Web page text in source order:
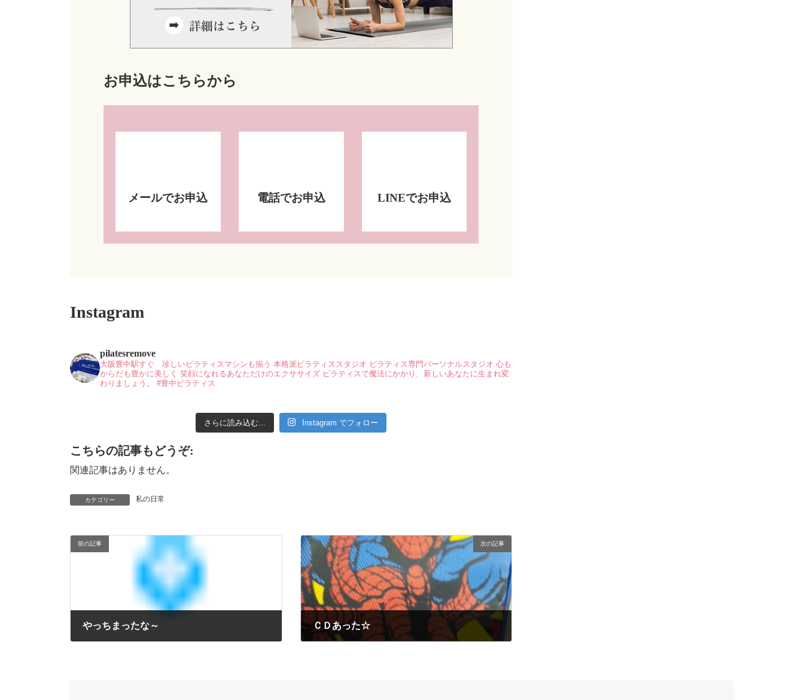
お申込はこちらから
メールでお申込 電話でお申込 LINEでお申込
Instagram
pilatesremove
大阪豊中駅すぐ 珍しいピラティスマシンも揃う 本格派ピラティススタジオ ピラティス専門パーソナルスタジオ 心も
からだも豊かに美しく 笑顔になれるあなただけのエクササイズ ピラティスで魔法にかかり、新しいあなたに生まれ変
わりましょう。
#豊中ピラティス
さらに読み込む... Instagram でフォロー
こちらの記事もどうぞ:
関連記事はありません。
カテゴリー 私の日常
前の記事
やっちまったな～
次の記事
ＣＤあった☆